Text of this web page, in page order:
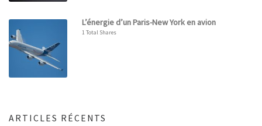
L’énergie d’un Paris-New York en avion
1 Total Shares
ARTICLES RÉCENTS